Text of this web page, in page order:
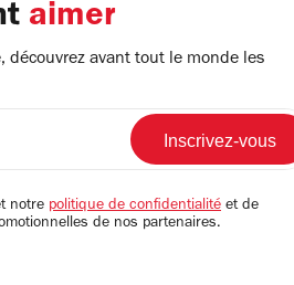
aimer
découvrez avant tout le monde les
notre politique de confidentialité et de
de nos partenaires.